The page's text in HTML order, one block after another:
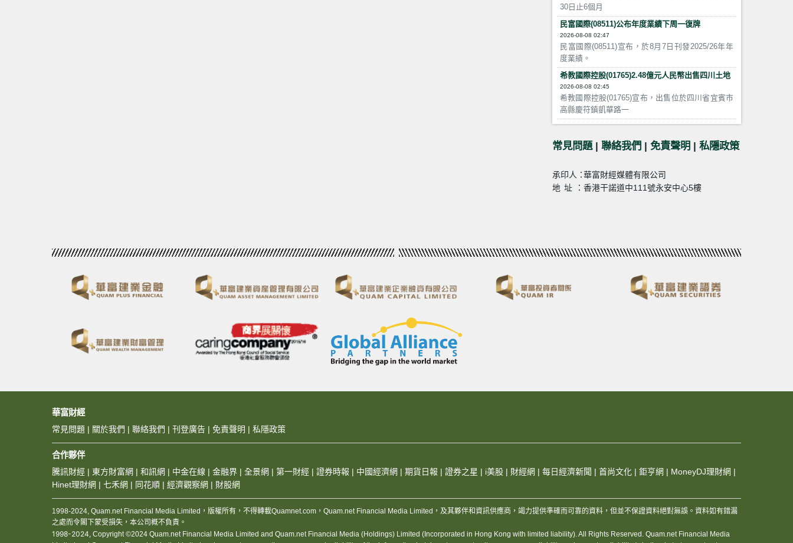
30日止6個月
民富國際(08511)公布年度業績下周一復牌
2026-08-08 02:47
民富國際(08511)宣布，於8月7日刊發2025/26年年
度業績。
希教國際控股(01765)2.48億元人民幣出售四川土地
2026-08-08 02:45
希教國際控股(01765)宣布，出售位於四川省宜賓市
高縣慶符鎮凱華路一
常見問題 | 聯絡我們 | 免責聲明 | 私隱政策
承印人：華富財經媒體有限公司
地址：香港干諾道中111號永安中心5樓
華富財經
常見問題 | 關於我們 | 聯絡我們 | 刊登廣告 | 免責聲明 | 私隱政策
合作夥伴
騰訊財經 | 東方財富網 | 和訊網 | 中金在線 | 金融界 | 全景網 | 第一財經 | 證券時報 | 中國經濟網 | 期貨日報 | 證券之星 | i美股 | 財經網 | 每日經濟新聞 | 首尚文化 | 鉅亨網 | MoneyDJ理財網 |
Hinet理財網 | 七禾網 | 同花順 | 經濟觀察網 | 財股網
1998-2024, Quam.net Financial Media Limited，版權所有，不得轉載Quamnet.com，Quam.net Financial Media Limited，及其夥伴和資訊供應商，竭力提供準確而可靠的資料，但並不保證資料絕對無誤。資料如有錯漏
之處而令閣下蒙受損失，本公司概不負責。
1998-2024, Copyright ©2024 Quam.net Financial Media Limited and Quam.net Financial Media (Holdings) Limited (Incorporated in Hong Kong with limited liability). All Rights Reserved. Quam.net Financial Media